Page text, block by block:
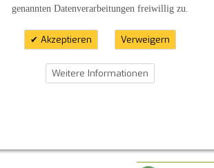
Für weitere
Characters left:
genannten Datenverarbeitungen freiwillig zu.
Akzeptieren Verweigern
Weitere Informationen